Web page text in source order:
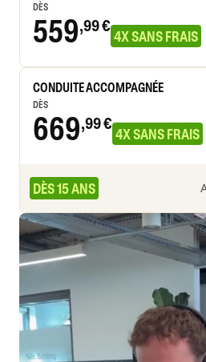
DÈS
559,99 €
4X SANS FRAIS
CONDUITE ACCOMPAGNÉE
DÈS
669,99 €
4X SANS FRAIS
DÈS 15 ANS